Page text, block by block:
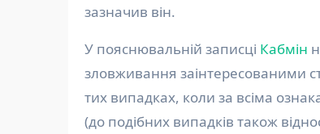
зазначив він.
У пояснювальній записці Кабмін
зловживання заінтересованими
тих випадках, коли за всіма
(до подібних випадків також